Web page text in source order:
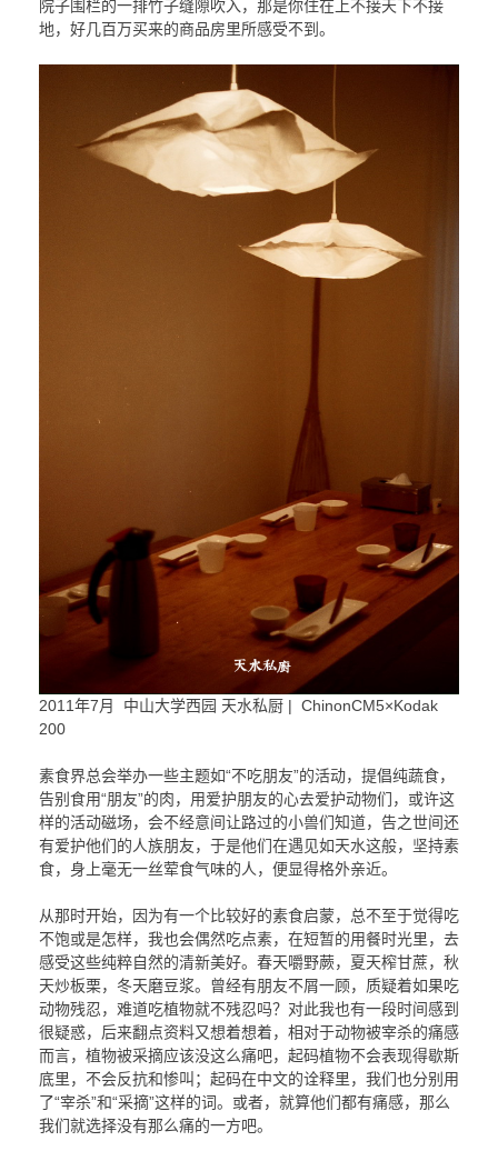
院子围栏的一排竹子缝隙吹入，那是你住在上不接天下不接
地，好几百万买来的商品房里所感受不到。
2011年7月 中山大学西园 天水私厨 | ChinonCM5×Kodak
200
素食界总会举办一些主题如“不吃朋友”的活动，提倡纯蔬食，
告别食用“朋友”的肉，用爱护朋友的心去爱护动物们，或许这
样的活动磁场，会不经意间让路过的小兽们知道，告之世间还
有爱护他们的人族朋友，于是他们在遇见如天水这般，坚持素
食，身上毫无一丝荤食气味的人，便显得格外亲近。
从那时开始，因为有一个比较好的素食启蒙，总不至于觉得吃
不饱或是怎样，我也会偶然吃点素，在短暂的用餐时光里，去
感受这些纯粹自然的清新美好。春天嚼野蕨，夏天榨甘蔗，秋
天炒板栗，冬天磨豆浆。曾经有朋友不屑一顾，质疑着如果吃
动物残忍，难道吃植物就不残忍吗？对此我也有一段时间感到
很疑惑，后来翻点资料又想着想着，相对于动物被宰杀的痛感
而言，植物被采摘应该没这么痛吧，起码植物不会表现得歇斯
底里，不会反抗和惨叫；起码在中文的诠释里，我们也分别用
了“宰杀”和“采摘”这样的词。或者，就算他们都有痛感，那么
我们就选择没有那么痛的一方吧。